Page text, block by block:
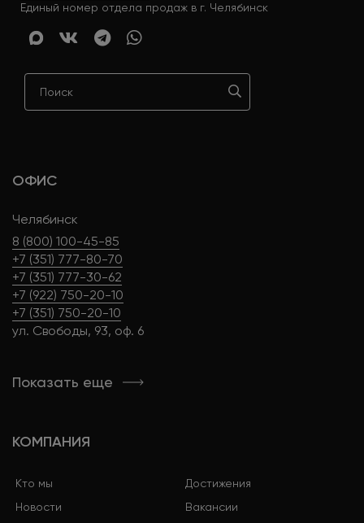
Единый номер отдела продаж в г. Челябинск
ОФИС
Челябинск
8 (800) 100-45-85
+7 (351) 777-80-70
+7 (351) 777-30-62
+7 (922) 750-20-10
+7 (351) 750-20-10
ул. Свободы, 93, оф. 6
Показать еще
КОМПАНИЯ
Кто мы
Достижения
Новости
Вакансии